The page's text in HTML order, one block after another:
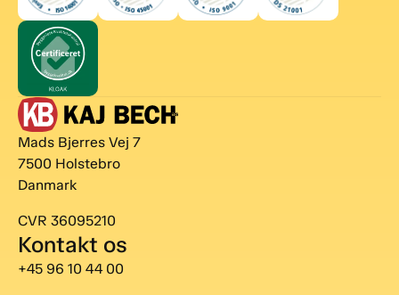
Mads Bjerres Vej 7
7500 Holstebro
Danmark
CVR 36095210
Kontakt os
+45 96 10 44 00